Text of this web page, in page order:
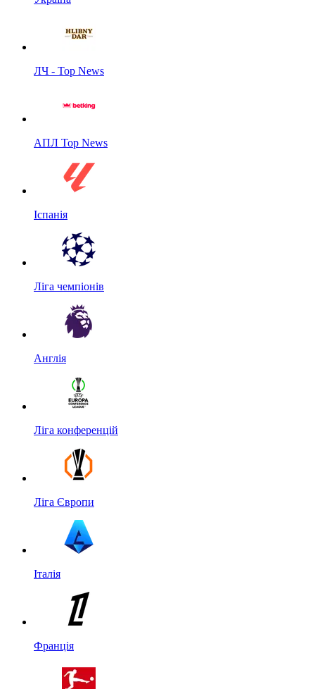
ЛЧ - Top News
АПЛ Top News
Іспанія
Ліга чемпіонів
Англія
Ліга конференцій
Ліга Європи
Італія
Франція